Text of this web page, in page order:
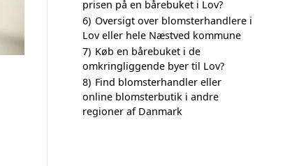
prisen på en bårebuket i Lov?
6) Oversigt over blomsterhandlere i
Lov eller hele Næstved kommune
7) Køb en bårebuket i de
omkringliggende byer til Lov?
8) Find blomsterhandler eller
online blomsterbutik i andre
regioner af Danmark